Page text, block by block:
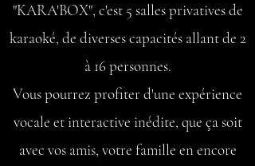
"KARA'BOX", c'est 5 salles privatives de
karaoké, de diverses capacités allant de 2
à 16 personnes.
Vous pourrez profiter d'une expérience
vocale et interactive inédite, que ça soit
avec vos amis, votre famille en encore